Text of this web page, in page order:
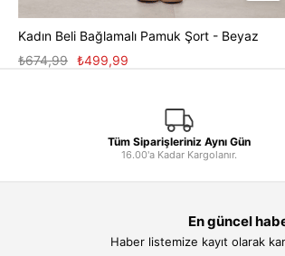
Kadın Beli Bağlamalı Pamuk Şort - Beyaz
₺499,99
₺674,99
Tüm Siparişleriniz Aynı Gün
16.00'a Kadar Kargolanır.
En güncel
Haber listemize kayıt olarak